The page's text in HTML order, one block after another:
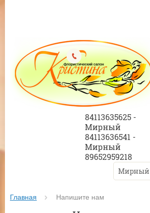
84113635625 -
Мирный
84113636541 -
Мирный
89652959218
Мирный
Главная Напишите нам